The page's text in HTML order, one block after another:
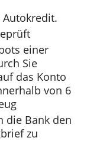
Autokredit.
einer
Sie
das Konto
von 6
die Bank den
zu